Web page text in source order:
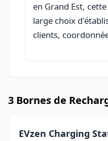
en Grand Est,
large choix
clients,
3 Bornes de
EVzen Charging